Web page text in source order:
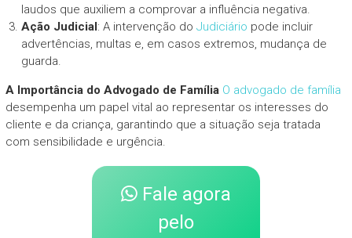
laudos que auxiliem a comprovar a influência negativa.
Ação Judicial: A intervenção do Judiciário pode incluir
advertências, multas e, em casos extremos, mudança de
guarda.
A Importância do Advogado de Família O advogado de família
desempenha um papel vital ao representar os interesses do
cliente e da criança, garantindo que a situação seja tratada
com sensibilidade e urgência.
Fale agora
pelo